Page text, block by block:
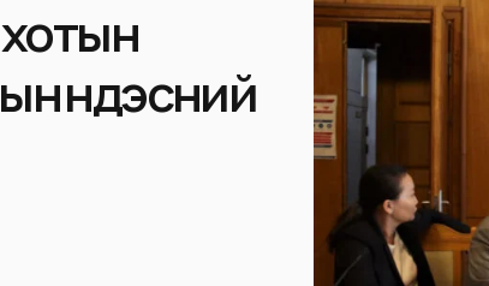
үндэсний